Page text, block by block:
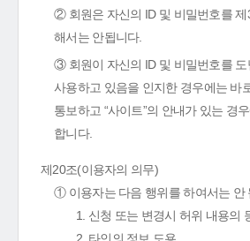
② 회원은 자신의 ID 및 비밀번호를 제
해서는 안됩니다.
③ 회원이 자신의 ID 및 비밀번호를
사용하고 있음을 인지한 경우에는 바
통보하고 “사이트”의 안내가 있는 경
합니다.
제20조(이용자의 의무)
① 이용자는 다음 행위를 하여서는 안
1. 신청 또는 변경시 허위 내용의